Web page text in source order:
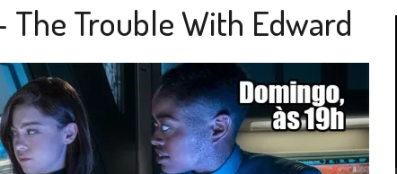
– “THE GRIFFIN INCIDENT” (4×02)
STAR TREK SOBRE DIFERENTES PONTOS DE VISTA
JÁ DISPONÍVEL EM PRÉ-VENDA!
The Trouble With Edward